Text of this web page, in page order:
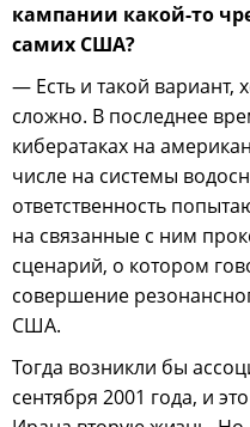
кампании какой-то
самих США?
— Есть и такой вариант,
сложно. В последнее
кибератаках на
числе на системы
ответственность
на связанные с ним
сценарий, о котором
совершение
США.
Тогда возникли бы
сентября 2001 года, и